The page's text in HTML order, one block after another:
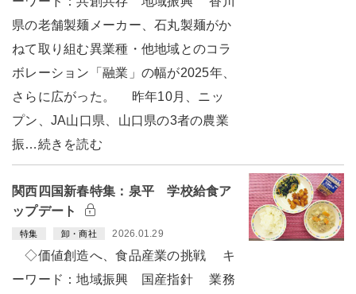
県の老舗製麺メーカー、石丸製麺がか
ねて取り組む異業種・他地域とのコラ
ボレーション「融業」の幅が2025年、
さらに広がった。 昨年10月、ニッ
プン、JA山口県、山口県の3者の農業
振…続きを読む
関西四国新春特集：泉平 学校給食ア
ップデート
特集 卸・商社 2026.01.29
◇価値創造へ、食品産業の挑戦 キ
ーワード：地域振興 国産指針 業務